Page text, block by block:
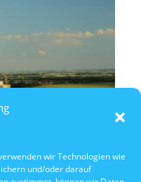
wir Technologien wie
und/oder darauf